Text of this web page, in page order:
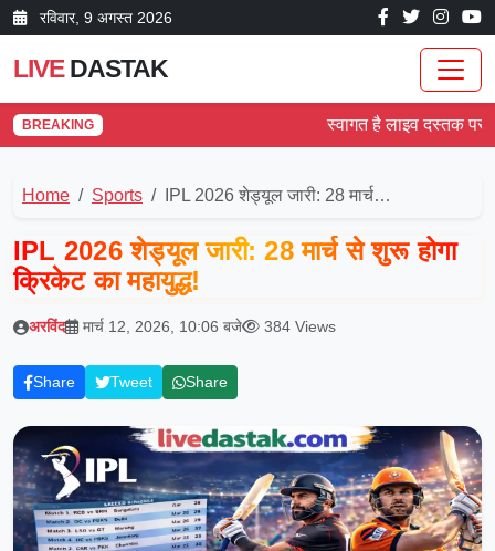
रविवार, 9 अगस्त 2026
LIVEDASTAK
BREAKING स्वागत है लाइव दस्तक पर!
Home Sports IPL 2026 शेड्यूल जारी: 28 मार्च…
IPL 2026 शेड्यूल जारी: 28 मार्च से शुरू होगा
क्रिकेट का महायुद्ध!
अरविंद मार्च 12, 2026, 10:06 बजे 384 Views
Share Tweet Share